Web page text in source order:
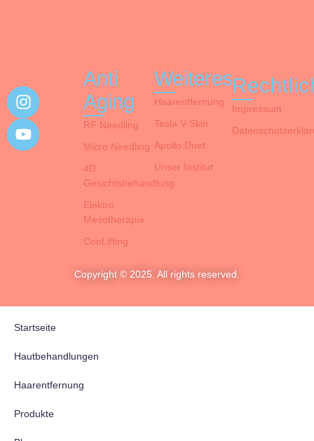
Anti
Aging
RF Needling
Micro Needling
4D
Gesichtsbehandlung
Elektro
Mesotherapie
CooLifting
Weiteres
Haarentfernung
Tesla V-Skin
Apollo Duet
Unser Institut
Impressum
Copyright © 2025. All rights reserved.
Startseite
Hautbehandlungen
Haarentfernung
Produkte